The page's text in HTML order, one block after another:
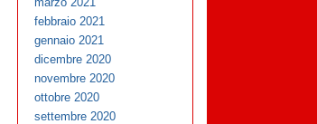
febbraio 2021
gennaio 2021
dicembre 2020
novembre 2020
ottobre 2020
settembre 2020